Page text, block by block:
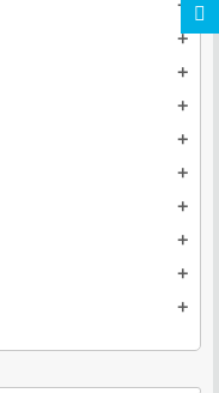
add
add
add
add
add
add
add
add
add
add